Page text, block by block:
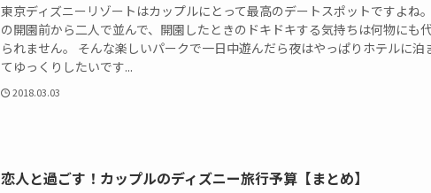
東京ディズニーリゾートはカップルにとって最高のデートスポットですよね
の開園前から二人で並んで、開園したときのドキドキする気持ちは何物にも
られません。 そんな楽しいパークで一日中遊んだら夜はやっぱりホテルに泊
てゆっくりしたいです...
2018.03.03
恋人と過ごす！カップルのディズニー旅行予算【まとめ】